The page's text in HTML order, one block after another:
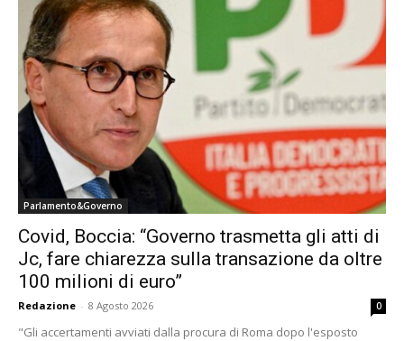
Parlamento&Governo
Covid, Boccia: “Governo trasmetta gli atti di
Jc, fare chiarezza sulla transazione da oltre
100 milioni di euro”
Redazione - 8 Agosto 2026 0
"Gli accertamenti avviati dalla procura di Roma dopo l'esposto